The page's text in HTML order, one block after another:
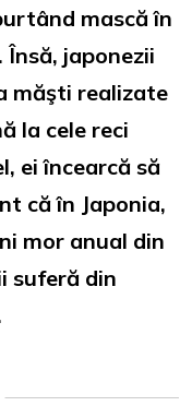
mască în
Însă, japonezii
măşti realizate
la cele reci
ei încearcă să
că în Japonia,
mor anual din
suferă din